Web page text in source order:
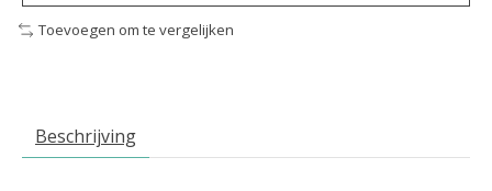
Toevoegen om te vergelijken
Beschrijving